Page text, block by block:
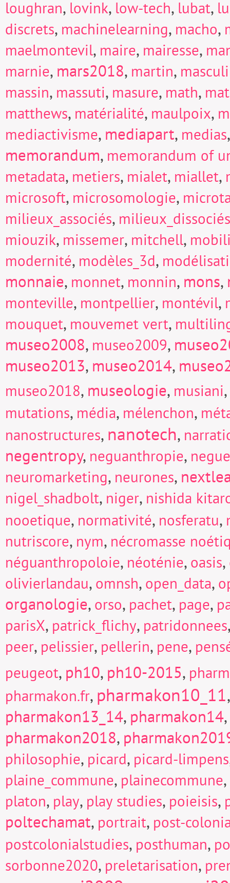
loughran, lovink, low-tech, lubat,
discrets, machinelearning, macho,
maelmontevil, maire, mairesse,
marnie, mars2018, martin,
massin, massuti, masure, math,
matthews, matérialité, maulpoix,
mediactivisme, mediapart, medias
memorandum, memorandum of
metadata, metiers, mialet, miallet,
microsoft, microsomologie,
milieux_associés, milieux_dissociés
miouzik, missemer, mitchell,
modernité, modèles_3d,
monnaie, monnet, monnin, mons,
monteville, montpellier, montévil,
mouquet, mouvemet vert,
museo2008, museo2009,
museo2013, museo2014,
museo2018, museologie, musiani,
mutations, média, mélenchon,
nanostructures, nanotech,
negentropy, neguanthropie,
neuromarketing, neurones,
nigel_shadbolt, niger, nishida
nooetique, normativité, nosferatu,
nutriscore, nym, nécromasse
néguanthropoloie, néoténie, oasis,
olivierlandau, omnsh, open_data,
organologie, orso, pachet, page,
parisX, patrick_flichy, patridonnees
peer, pelissier, pellerin, pene,
peugeot, ph10, ph10-2015,
pharmakon.fr, pharmakon10_11
pharmakon13_14, pharmakon14,
pharmakon2018,
philosophie, picard, picard-limpens
plaine_commune, plainecommune,
platon, play, play studies, poieisis,
poltechamat, portrait, post-
postcolonialstudies, posthuman,
sorbonne2020, preletarisation,